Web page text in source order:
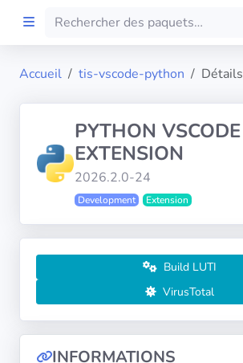
FILTRES
Accueil tis-vscode-python Détails
PYTHON VSCODE
EXTENSION
2026.2.0-24
Development Extension
Build LUTI
VirusTotal
INFORMATIONS